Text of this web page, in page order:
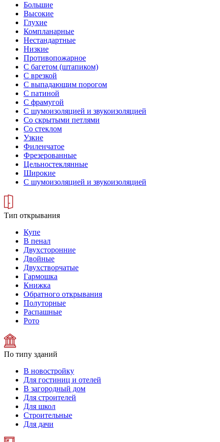
Большие
Высокие
Глухие
Компланарные
Нестандартные
Низкие
Противопожарное
С багетом (штапиком)
С врезкой
С выпадающим порогом
С патиной
С фрамугой
С шумоизоляцией и звукоизоляцией
Со скрытыми петлями
Со стеклом
Узкие
Филенчатое
Фрезерованные
Цельностеклянные
Широкие
С шумоизоляцией и звукоизоляцией
Тип открывания
Купе
В пенал
Двухсторонние
Двойные
Двухстворчатые
Гармошка
Книжка
Обратного открывания
Полуторные
Распашные
Рото
По типу зданий
В новостройку
Для гостиниц и отелей
В загородный дом
Для строителей
Для школ
Строительные
Для дачи